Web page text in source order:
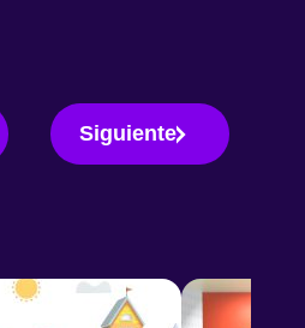
Siguiente